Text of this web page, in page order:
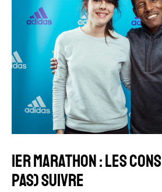
1ER MARATHON : LES
PAS) SUIVRE